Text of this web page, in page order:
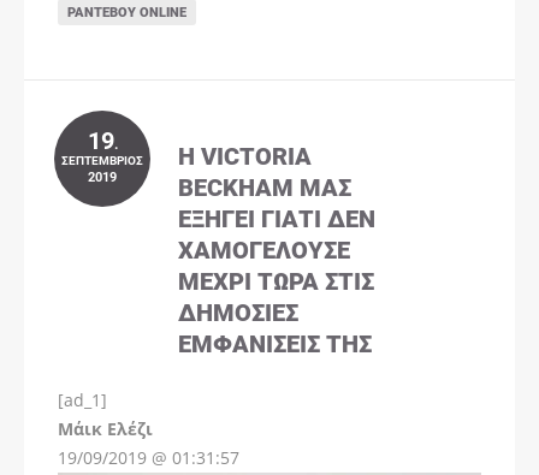
ΡΑΝΤΕΒΟΎ ONLINE
19.
ΣΕΠΤΈΜΒΡΙΟΣ
2019
Η VICTORIA
BECKHAM ΜΑΣ
ΕΞΗΓΕΊ ΓΙΑΤΊ ΔΕΝ
ΧΑΜΟΓΕΛΟΎΣΕ
ΜΈΧΡΙ ΤΏΡΑ ΣΤΙΣ
ΔΗΜΌΣΙΕΣ
ΕΜΦΑΝΊΣΕΙΣ ΤΗΣ
[ad_1]
Μάικ Ελέζι
19/09/2019 @ 01:31:57